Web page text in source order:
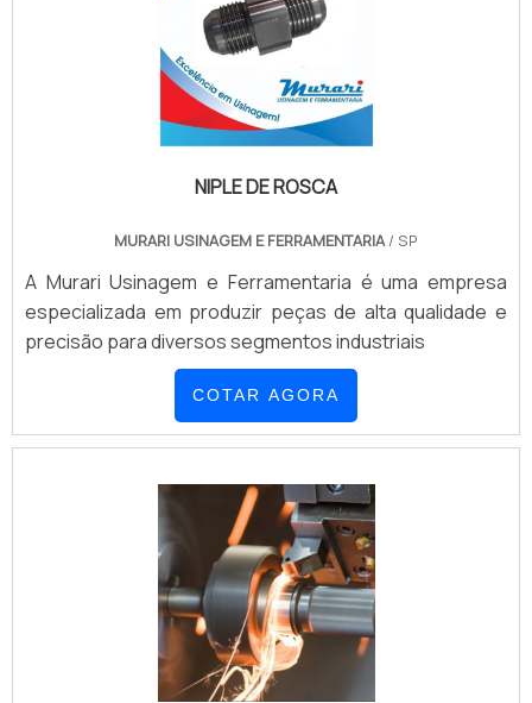
NIPLE DE ROSCA
MURARI USINAGEM E FERRAMENTARIA/ SP
A Murari Usinagem e Ferramentaria é uma empresa
especializada em produzir peças de alta qualidade e
precisão para diversos segmentos industriais
COTAR AGORA